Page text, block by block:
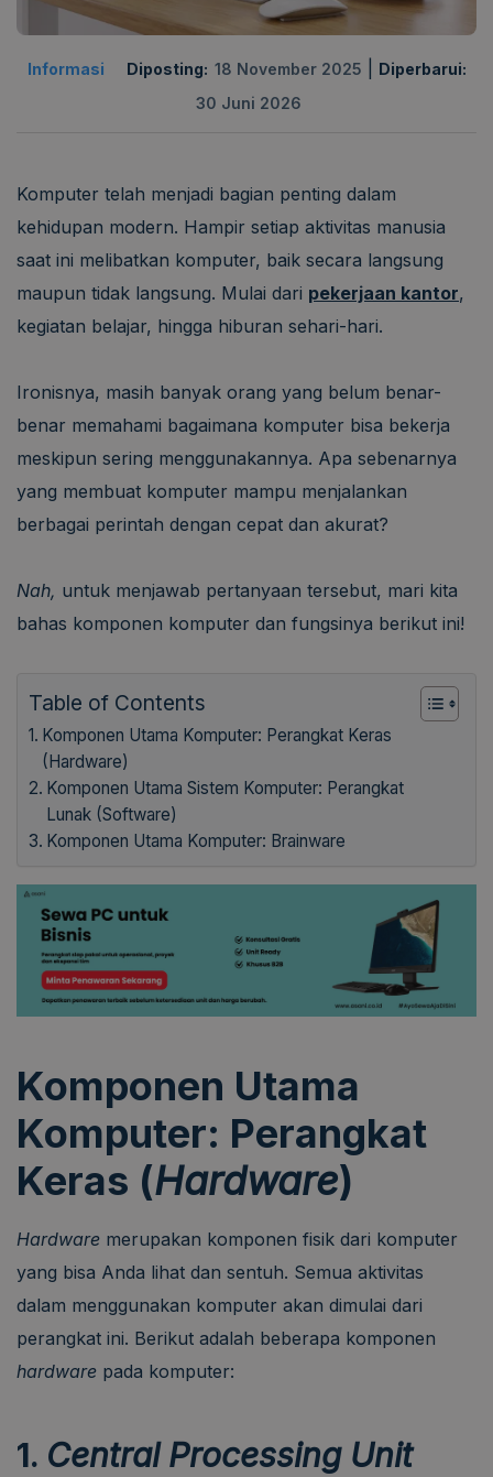
Informasi Diposting: 18 November 2025
Diperbarui:
30 Juni 2026
Komputer telah menjadi bagian penting dalam
kehidupan modern. Hampir setiap aktivitas manusia
saat ini melibatkan komputer, baik secara langsung
maupun tidak langsung. Mulai dari pekerjaan kantor,
kegiatan belajar, hingga hiburan sehari-hari.
Ironisnya, masih banyak orang yang belum benar-
benar memahami bagaimana komputer bisa bekerja
meskipun sering menggunakannya. Apa sebenarnya
yang membuat komputer mampu menjalankan
berbagai perintah dengan cepat dan akurat?
Nah, untuk menjawab pertanyaan tersebut, mari kita
bahas komponen komputer dan fungsinya berikut ini!
Table of Contents
Komponen Utama Komputer: Perangkat Keras
(Hardware)
Komponen Utama Sistem Komputer: Perangkat
Lunak (Software)
Komponen Utama Komputer: Brainware
Komponen Utama
Komputer: Perangkat
Keras (Hardware)
Hardware merupakan komponen fisik dari komputer
yang bisa Anda lihat dan sentuh. Semua aktivitas
dalam menggunakan komputer akan dimulai dari
perangkat ini. Berikut adalah beberapa komponen
hardware pada komputer:
1. Central Processing Unit